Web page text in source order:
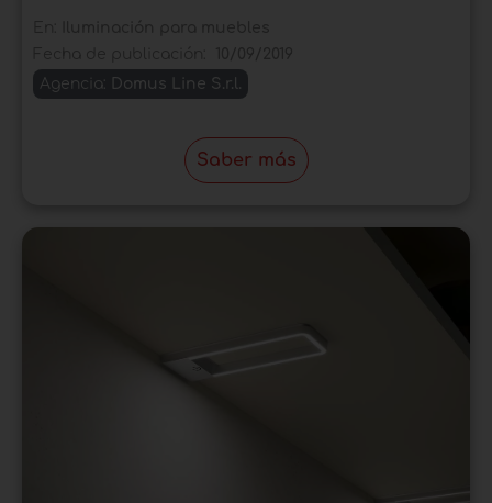
Agencia:
Domus Line S.r.l.
Saber más